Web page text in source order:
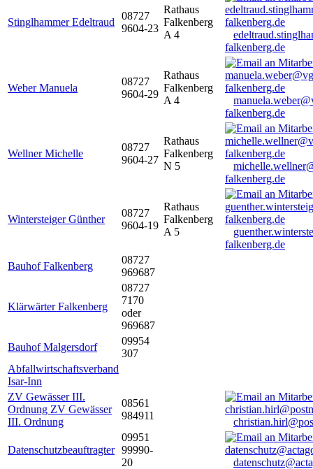
Stinglhammer Edeltraud
08727
9604-23
Rathaus
Falkenberg
A 4
falkenberg.de
Weber Manuela
08727
9604-29
Rathaus
Falkenberg
A 4
falkenberg.de
Wellner Michelle
08727
9604-27
Rathaus
Falkenberg
N 5
falkenberg.de
Wintersteiger Günther
08727
9604-19
Rathaus
Falkenberg
A 5
falkenberg.de
Bauhof Falkenberg
08727
969687
Klärwärter Falkenberg
08727
7170
oder
969687
Bauhof Malgersdorf
09954
307
Abfallwirtschaftsverband
Isar-Inn
ZV Gewässer III.
Ordnung ZV Gewässer
III. Ordnung
08561
984911
Datenschutzbeauftragter
09951
99990-
20